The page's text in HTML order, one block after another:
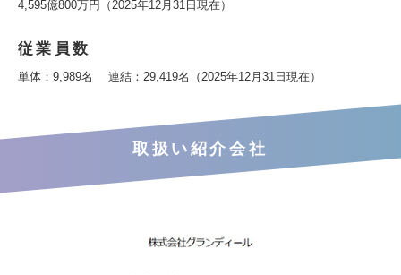
4,595億800万円（2025年12月31日現在）
従業員数
単体：9,989名 連結：29,419名（2025年12月31日現在）
取扱い紹介会社